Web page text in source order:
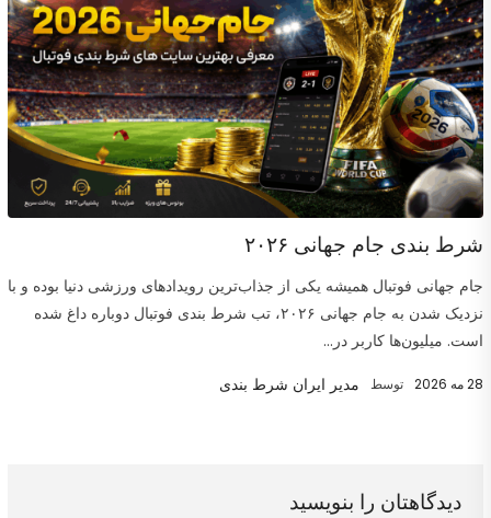
شرط بندی جام جهانی ۲۰۲۶
جام جهانی فوتبال همیشه یکی از جذاب‌ترین رویدادهای ورزشی دنیا بوده و با
نزدیک شدن به جام جهانی ۲۰۲۶، تب شرط بندی فوتبال دوباره داغ شده
است. میلیون‌ها کاربر در...
28 مه 2026 توسط مدیر ایران شرط بندی
دیدگاهتان را بنویسید